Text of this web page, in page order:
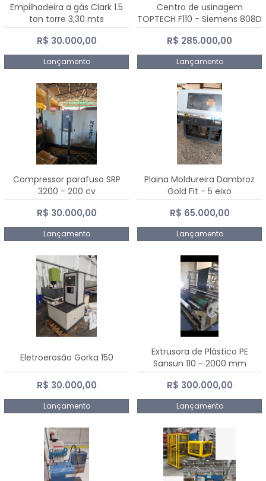
Empilhadeira a gás Clark 1.5
ton torre 3,30 mts
R$ 30.000,00
Lançamento
Centro de usinagem
TOPTECH F110 - Siemens 808D
Advanced
R$ 285.000,00
Lançamento
Compressor parafuso SRP
3200 - 200 cv
R$ 30.000,00
Lançamento
Plaina Moldureira Dambroz
Gold Fit - 5 eixo
R$ 65.000,00
Lançamento
Eletroerosão Gorka 150
R$ 30.000,00
Lançamento
Extrusora de Plástico PE
Sansun 110 - 2000 mm
R$ 300.000,00
Lançamento